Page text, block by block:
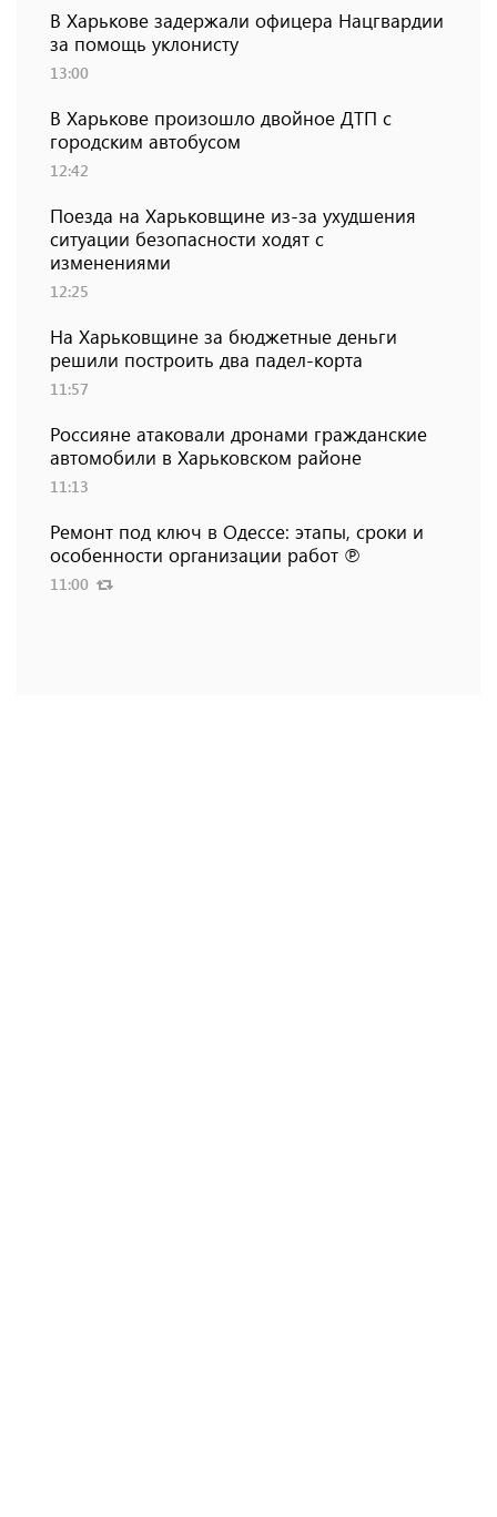
В Харькове задержали офицера Нацгвардии
за помощь уклонисту
13:00
В Харькове произошло двойное ДТП с
городским автобусом
12:42
Поезда на Харьковщине из-за ухудшения
ситуации безопасности ходят с
изменениями
12:25
На Харьковщине за бюджетные деньги
решили построить два падел-корта
11:57
Россияне атаковали дронами гражданские
автомобили в Харьковском районе
11:13
Ремонт под ключ в Одессе: этапы, сроки и
особенности организации работ ℗
11:00